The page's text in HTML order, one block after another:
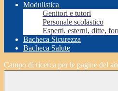
Modulistica
Genitori e tutori
Personale scolastico
Esperti, esterni, ditte,
Bacheca Sicurezza
Bacheca Salute
Campo di ricerca per le pagine del